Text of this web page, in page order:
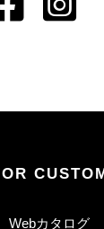
Webカタログ